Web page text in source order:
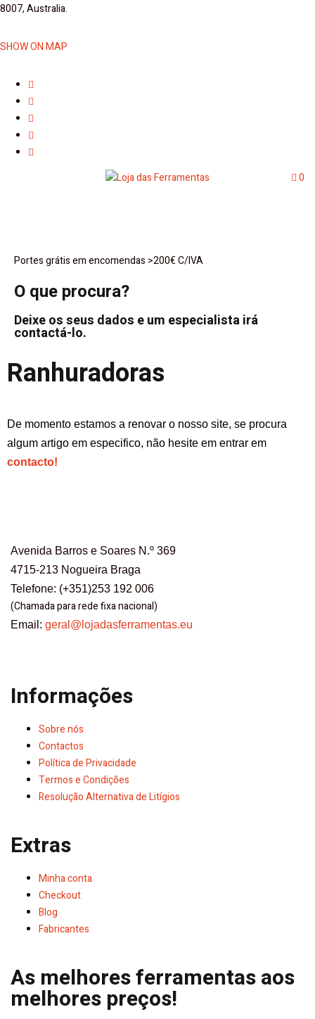
8007, Australia.
SHOW ON MAP
0
Portes grátis em encomendas >200€ C/IVA
O que procura?
Deixe os seus dados e um especialista irá
contactá-lo.
Ranhuradoras
De momento estamos a renovar o nosso site, se procura
algum artigo em especifico, não hesite em entrar em
contacto!
Avenida Barros e Soares N.º 369
4715-213 Nogueira Braga
Telefone: (+351)253 192 006
(Chamada para rede fixa nacional)
Email: geral@lojadasferramentas.eu
Informações
Sobre nós
Contactos
Política de Privacidade
Termos e Condições
Resolução Alternativa de Litígios
Extras
Minha conta
Checkout
Blog
Fabricantes
As melhores ferramentas aos
melhores preços!